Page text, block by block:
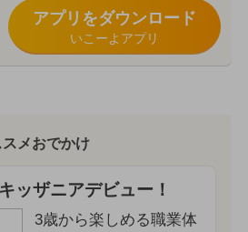
アプリをダウンロード
いこーよアプリ
メおでかけ
ッザニアデビュー！
3歳から楽しめる職業体